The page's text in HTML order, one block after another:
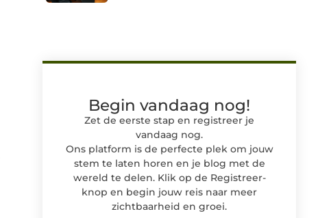
Begin vandaag nog!
Zet de eerste stap en registreer je
vandaag nog.
Ons platform is de perfecte plek om jouw
stem te laten horen en je blog met de
wereld te delen. Klik op de Registreer-
knop en begin jouw reis naar meer
zichtbaarheid en groei.